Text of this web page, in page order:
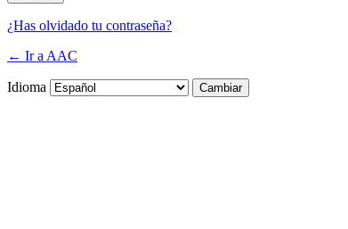
¿Has olvidado tu contraseña?
← Ir a AAC
Idioma